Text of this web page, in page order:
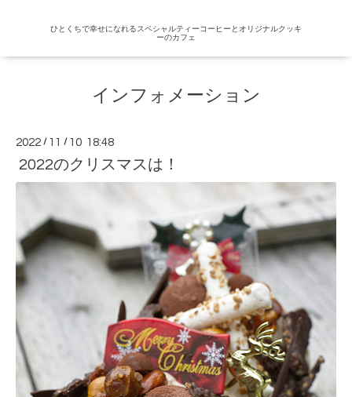
ひとくちで幸せになれるスペシャルティーコーヒーとオリジナルクッキ
ーのカフェ
インフォメーション
2022 / 11 / 10 18:48
2022のクリスマスは！